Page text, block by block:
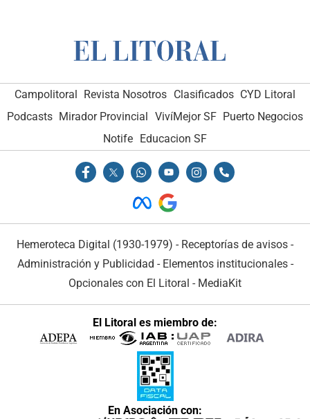
Campolitoral Revista Nosotros Clasificados CYD Litoral
Podcasts Mirador Provincial VivíMejor SF Puerto Negocios
Notife Educacion SF
Hemeroteca Digital (1930-1979) - Receptorías de avisos -
Administración y Publicidad - Elementos institucionales-
Opcionales con El Litoral - MediaKit
El Litoral es miembro de:
En Asociación con: